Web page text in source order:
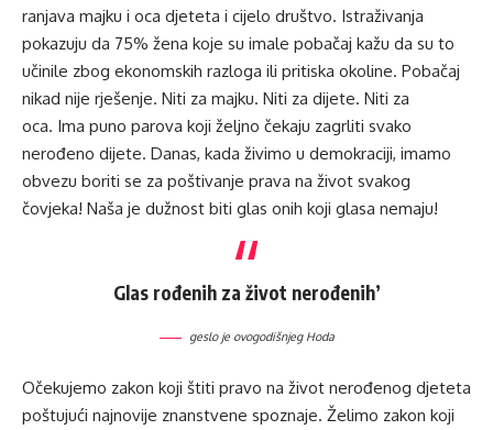
ranjava majku i oca djeteta i cijelo društvo. Istraživanja
pokazuju da 75% žena koje su imale pobačaj kažu da su to
učinile zbog ekonomskih razloga ili pritiska okoline. Pobačaj
nikad nije rješenje. Niti za majku. Niti za dijete. Niti za
oca. Ima puno parova koji željno čekaju zagrliti svako
nerođeno dijete. Danas, kada živimo u demokraciji, imamo
obvezu boriti se za poštivanje prava na život svakog
čovjeka! Naša je dužnost biti glas onih koji glasa nemaju!
Glas rođenih za život nerođenih’
geslo je ovogodišnjeg Hoda
Očekujemo zakon koji štiti pravo na život nerođenog djeteta
poštujući najnovije znanstvene spoznaje. Želimo zakon koji